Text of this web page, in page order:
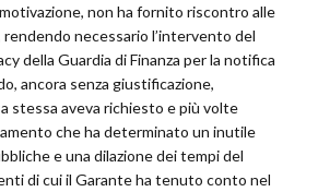
non ha fornito riscontro alle
necessario l’intervento del
della Guardia di Finanza per la notifica
ancora senza giustificazione,
stessa aveva richiesto e più volte
che ha determinato un inutile
e una dilazione dei tempi del
di cui il Garante ha tenuto conto nel